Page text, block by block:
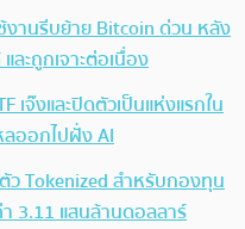
งานรีบย้าย Bitcoin ด่วน หลัง
ละถูกเจาะต่อเนื่อง
เจ๊งและปิดตัวเป็นแห่งแรกใน
ออกไปฝั่ง AI
ว Tokenized สำหรับกองทุน
3.11 แสนล้านดอลลาร์